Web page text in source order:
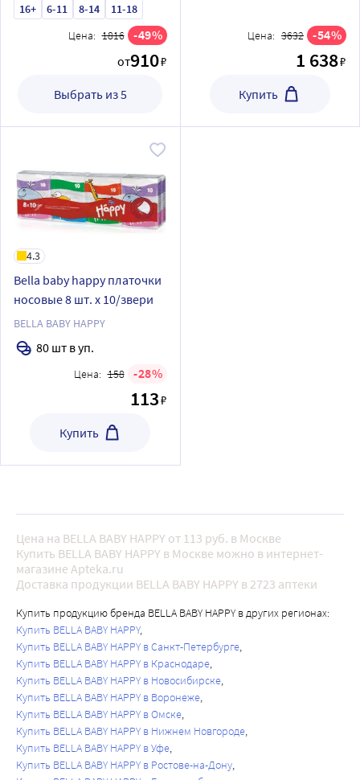
16+
6-11 8-14
11-18
Цена: 1816
49
от910₽
Выбрать из 5
Цена: 3632 54
1 638₽
Купить
4.3
Bella baby happy платочки
носовые 8 шт. х 10/звери
BELLA BABY HAPPY
80 шт в уп.
Цена: 158 28
113₽
Купить
Цена на BELLA BABY HAPPY от 113 руб. в Москве
Купить BELLA BABY HAPPY в Москве можно в интернет-
магазине Apteka.ru
Доставка продукции BELLA BABY HAPPY в 2723 аптеки
Купить продукцию бренда BELLA BABY HAPPY в других регионах:
Купить BELLA BABY HAPPY
Купить BELLA BABY HAPPY в Санкт-Петербурге
Купить BELLA BABY HAPPY в Краснодаре
Купить BELLA BABY HAPPY в Новосибирске
Купить BELLA BABY HAPPY в Воронеже
Купить BELLA BABY HAPPY в Омске
Купить BELLA BABY HAPPY в Нижнем Новгороде
Купить BELLA BABY HAPPY в Уфе
Купить BELLA BABY HAPPY в Ростове-на-Дону